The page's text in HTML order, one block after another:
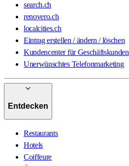
search.ch
renovero.ch
localcities.ch
Eintrag erstellen / ändern / löschen
Kundencenter für Geschäftskunden
Unerwünschtes Telefonmarketing
Entdecken
Restaurants
Hotels
Coiffeure